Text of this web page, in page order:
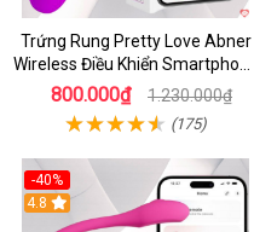
Trứng Rung Pretty Love Abner
Wireless Điều Khiển Smartphone
Giá Tốt
800.000₫ 1.230.000₫
(175)
-40%
4.8